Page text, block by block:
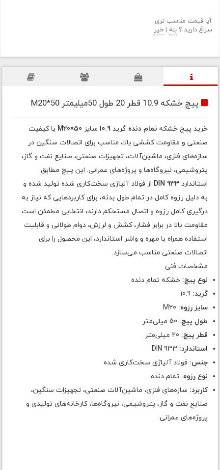
آیا قیمت مناسب تری
سراغ دارید ؟ بله | خیر
پیچ خشکه 10.9 قطر 20 طول 50میلیمتر M20*50
خرید پیچ خشکه تمام دنده گرید10.9 سایز M20×50 با کیفیت
صنعتی و مقاومت کششی بالا، مناسب برای اتصالات سنگین در
سازه‌های فلزی، ماشین‌آلات، تجهیزات صنعتی، صنایع نفت و گاز،
پتروشیمی، نیروگاه‌ها و پروژه‌های عمرانی. این پیچ مطابق
استانداردDIN 933 از فولاد آلیاژی سخت‌کاری شده تولید شده و
به دلیل رزوه کامل در تمام طول بدنه، برای کاربردهایی که نیاز به
درگیری کامل رزوه و اتصال مستحکم دارند، انتخابی مطمئن است.
مقاومت بالا در برابر فشار، کشش و لرزش، دوام طولانی و قابلیت
استفاده همراه با مهره و واشر استاندارد، این محصول را برای
اتصالات صنعتی مناسب می‌سازد.
مشخصات فنی
نوع پیچ: خشکه تمام دنده
گرید: 10.9
سایز رزوه:
طول پیچ:
قطر پیچ:
استاندارد:
جنس: فولاد آلیاژی سخت‌کاری شده
نوع رزوه: تمام دنده
کاربرد: سازه‌های فلزی، ماشین‌آلات صنعتی، تجهیزات سنگین،
صنایع نفت و گاز، پتروشیمی، نیروگاه‌ها، کارخانه‌های تولیدی و
پروژه‌های عمرانی.